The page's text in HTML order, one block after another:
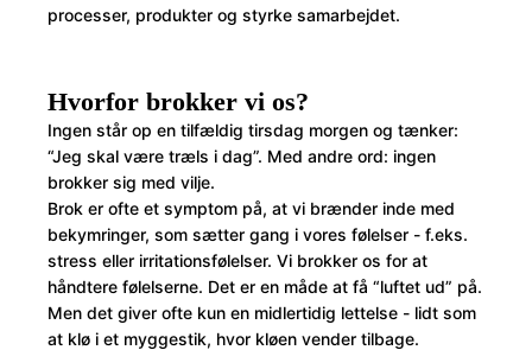
processer, produkter og styrke samarbejdet.
Hvorfor brokker vi os?
Ingen står op en tilfældig tirsdag morgen og tænker:
“Jeg skal være træls i dag”. Med andre ord: ingen
brokker sig med vilje.
Brok er ofte et symptom på, at vi brænder inde med
bekymringer, som sætter gang i vores følelser - f.eks.
stress eller irritationsfølelser. Vi brokker os for at
håndtere følelserne. Det er en måde at få “luftet ud” på.
Men det giver ofte kun en midlertidig lettelse - lidt som
at klø i et myggestik, hvor kløen vender tilbage.